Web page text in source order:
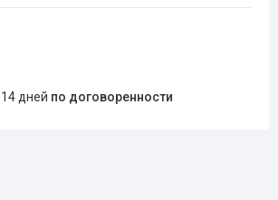
14 дней по договоренности